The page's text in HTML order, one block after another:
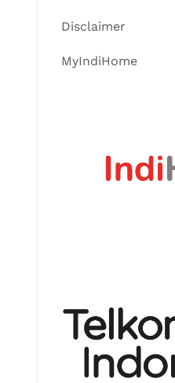
Disclaimer
MyIndiHome